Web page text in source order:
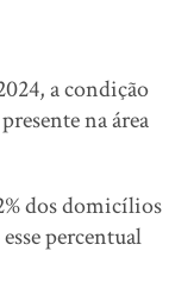
a condição
na área
dos domicílios
percentual